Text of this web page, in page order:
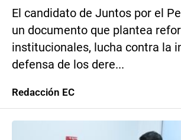
El candidato de Juntos por el
un documento que plantea
institucionales, lucha contra la
defensa de los dere...
Redacción EC